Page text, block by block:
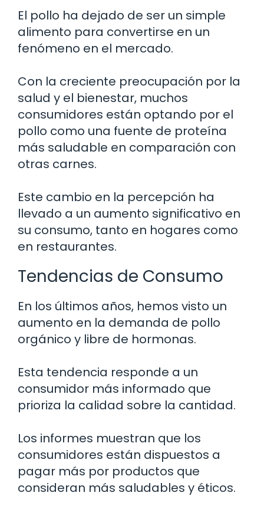
El pollo ha dejado de ser un simple
alimento para convertirse en un
fenómeno en el mercado.
Con la creciente preocupación por la
salud y el bienestar, muchos
consumidores están optando por el
pollo como una fuente de proteína
más saludable en comparación con
otras carnes.
Este cambio en la percepción ha
llevado a un aumento significativo en
su consumo, tanto en hogares como
en restaurantes.
Tendencias de Consumo
En los últimos años, hemos visto un
aumento en la demanda de pollo
orgánico y libre de hormonas.
Esta tendencia responde a un
consumidor más informado que
prioriza la calidad sobre la cantidad.
Los informes muestran que los
consumidores están dispuestos a
pagar más por productos que
consideran más saludables y éticos.